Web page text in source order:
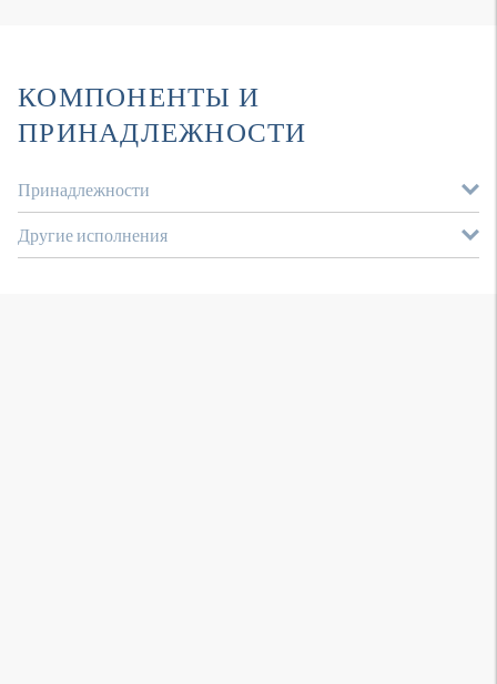
КОМПОНЕНТЫ И
ПРИНАДЛЕЖНОСТИ
Принадлежности
Другие исполнения